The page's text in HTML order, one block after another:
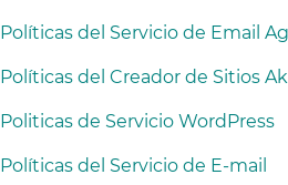
Políticas del Servicio de Email
Políticas del Creador de Sitios
Politicas de Servicio WordPress
Políticas del Servicio de E-mail